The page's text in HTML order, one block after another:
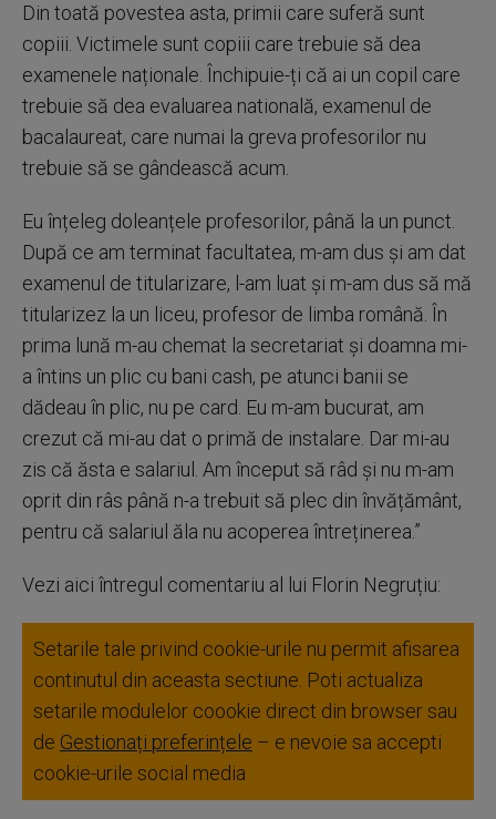
Din toată povestea asta, primii care suferă sunt
copiii. Victimele sunt copiii care trebuie să dea
examenele naționale. Închipuie-ți că ai un copil care
trebuie să dea evaluarea natională, examenul de
bacalaureat, care numai la greva profesorilor nu
trebuie să se gândească acum.
Eu înțeleg doleanțele profesorilor, până la un punct.
După ce am terminat facultatea, m-am dus și am dat
examenul de titularizare, l-am luat și m-am dus să mă
titularizez la un liceu, profesor de limba română. În
prima lună m-au chemat la secretariat și doamna mi-
a întins un plic cu bani cash, pe atunci banii se
dădeau în plic, nu pe card. Eu m-am bucurat, am
crezut că mi-au dat o primă de instalare. Dar mi-au
zis că ăsta e salariul. Am început să râd și nu m-am
oprit din râs până n-a trebuit să plec din învățământ,
pentru că salariul ăla nu acoperea întreținerea.”
Vezi aici întregul comentariu al lui Florin Negruțiu:
Setarile tale privind cookie-urile nu permit afisarea
continutul din aceasta sectiune. Poti actualiza
setarile modulelor coookie direct din browser sau
de Gestionați preferințele – e nevoie sa accepti
cookie-urile social media